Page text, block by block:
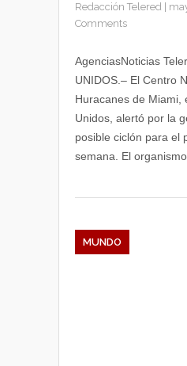
Redacción Telered
Comments
AgenciasNoticias
UNIDOS.– El Centro
Huracanes de Miami,
Unidos, alertó por la
posible ciclón para el
semana. El
MUNDO